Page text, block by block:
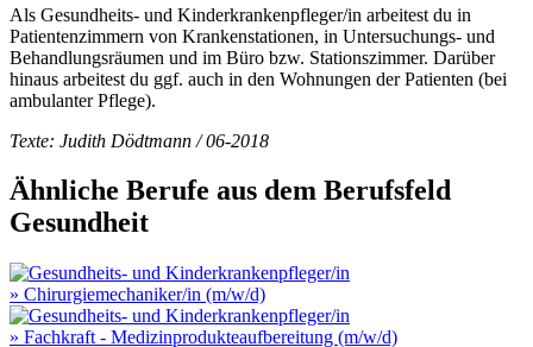
Als Gesundheits- und Kinderkrankenpfleger/in arbeitest du in
Patientenzimmern von Krankenstationen, in Untersuchungs- und
Behandlungsräumen und im Büro bzw. Stationszimmer. Darüber
hinaus arbeitest du ggf. auch in den Wohnungen der Patienten (bei
ambulanter Pflege).
Texte: Judith Dödtmann / 06-2018
Ähnliche Berufe aus dem Berufsfeld
Gesundheit
» Chirurgiemechaniker/in (m/w/d)
» Fachkraft - Medizinprodukteaufbereitung (m/w/d)